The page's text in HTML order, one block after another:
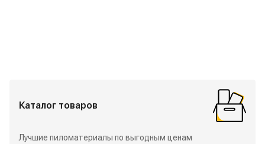
Каталог товаров
Лучшие пиломатериалы по выгодным ценам